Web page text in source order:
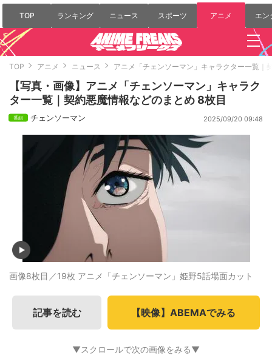
TOP ランキング ニュース スポーツ アニメ エン
TOP アニメ ニュース アニメ「チェンソーマン」キャラクター一覧｜
【写真・画像】アニメ「チェンソーマン」キャラク
ター一覧｜契約悪魔情報などのまとめ 8枚目
チェンソーマン 2025/09/20 09:48
画像8枚目／19枚 アニメ「チェンソーマン」姫野5話場面カット
記事を読む 【映像】ABEMAでみる
▼スクロールで次の画像をみる▼